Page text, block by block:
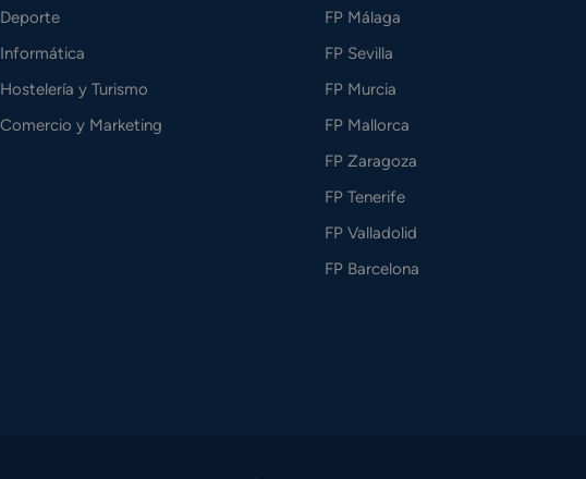
Informática
y Turismo
y Marketing
FP Málaga
FP Sevilla
FP Murcia
FP Mallorca
FP Zaragoza
FP Tenerife
FP Valladolid
FP Barcelona